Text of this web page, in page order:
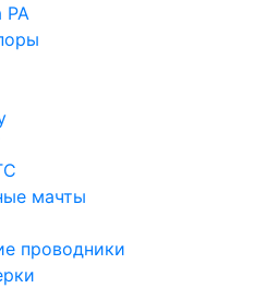
РА
мачты
проводники